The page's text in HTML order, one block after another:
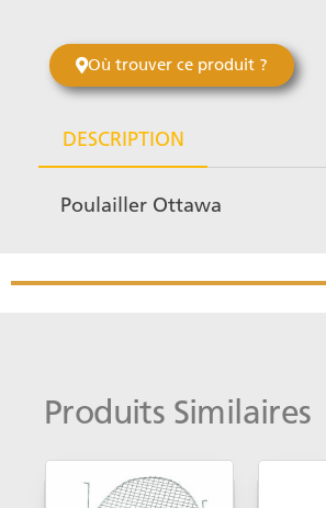
Où trouver ce produit ?
DESCRIPTION
Poulailler Ottawa
Produits Similaires